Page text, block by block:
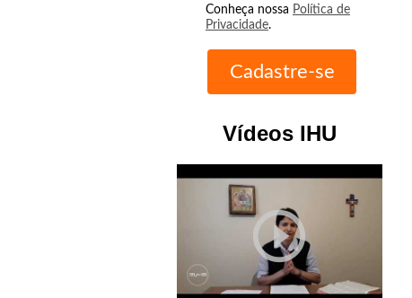
Conheça nossa Política de
Privacidade.
Vídeos IHU
play_circle_outline